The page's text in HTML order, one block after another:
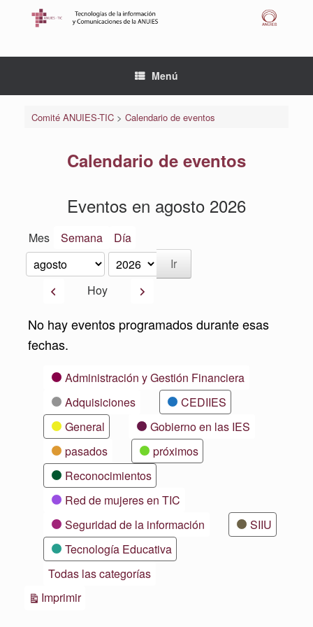
Menú
Comité ANUIES-TIC> Calendario de eventos
Calendario de eventos
Eventos en agosto 2026
Mes Semana Día
Mes
Año
AnteriorHoy Siguiente
No hay eventos programados durante esas
fechas.
CategoríasAdministración y Gestión Financiera
Adquisiciones
CEDIIES
General
Gobierno en las IES
pasados
próximos
Reconocimientos
Red de mujeres en TIC
Seguridad de la información
SIIU
Tecnología Educativa
Todas las categorías
ImprimirVistas